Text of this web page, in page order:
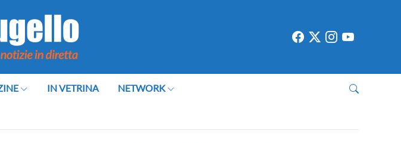
IN VETRINA NETWORK